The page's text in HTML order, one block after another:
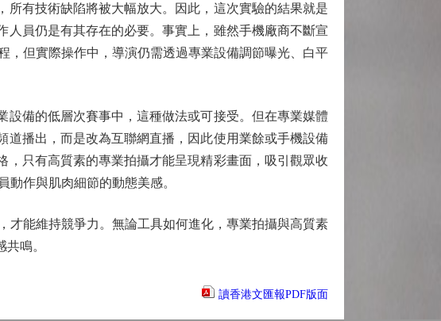
有技術缺陷將被大幅放大。因此，這次實驗的結果就是
員仍是有其存在的必要。事實上，雖然手機廠商不斷宣
，但實際操作中，導演仍需透過專業設備調節曝光、白平
備的低層次賽事中，這種做法或可接受。但在專業媒體
播出，而是改為互聯網直播，因此使用業餘或手機設備
只有高質素的專業拍攝才能呈現精彩畫面，吸引觀眾收
作與肌肉細節的動態美感。
能維持競爭力。無論工具如何進化，專業拍攝與高質素
鳴。
讀香港文匯報PDF版面